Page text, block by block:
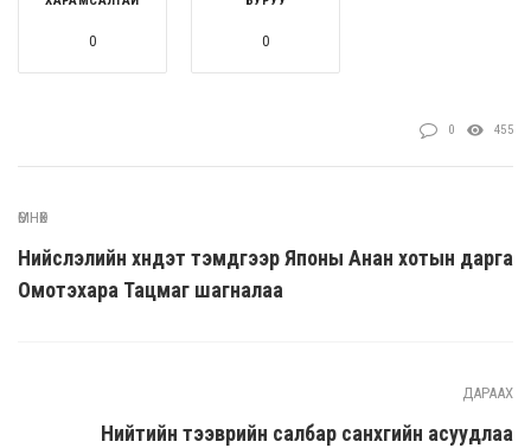
0 0
0 455
ӨМНӨХ
Нийслэлийн хүндэт тэмдгээр Японы Анан хотын дарга
Омотэхара Тацүмаг шагналаа
ДАРААХ
Нийтийн тээврийн салбар санхүүгийн асуудлаа